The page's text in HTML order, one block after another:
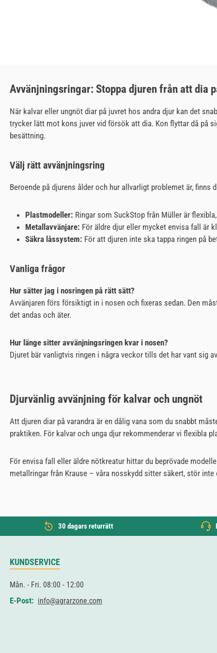
Avvänjningsringar: Stoppa djuren från att dia
När kalvar eller ungnöt diar på juvret hos andra djur kan det
trycker lätt mot kons juver vid försök att dia. Kon flyttar då på
besättning.
Välj rätt avvänjningsring
Beroende på djurens ålder och hur allvarligt problemet är,
Plastmodeller: Ringar som SuckStop från Müller är
Metallavvänjare: För äldre djur eller mycket envisa fall är
Säkra låssystem: För att djuren inte ska tappa ringen på
Vanliga frågor
Hur sätter jag i nosringen på rätt sätt?
Avvänjaren förs försiktigt in i nosen och fixeras sedan. Den
det andas och äter.
Hur länge sitter avvänjningsringen kvar i nosen?
Djuret bär vanligtvis ringen i några veckor tills det har vant sig
Djurvänlig avvänjning för kalvar och ungnöt
Att djuren diar på varandra är en dålig vana som du snabbt
praktiken. För kalvar och unga djur rekommenderar vi flexibla
För envisa fall eller äldre nötkreatur hittar du beprövade
metallringar från Krause – våra nosskydd sitter säkert, stör
30 dagars returrätt
KUNDSERVICE
Mån. - Fri. 08:00 - 12:00
E-Post: info@agrarzone.com